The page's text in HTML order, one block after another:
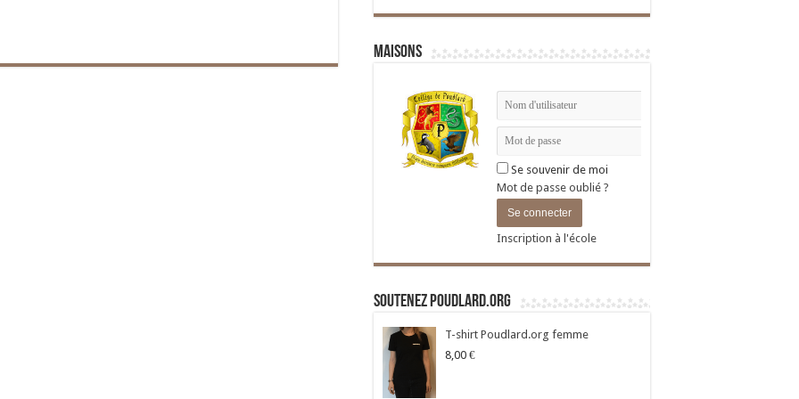
Maisons
Se souvenir de moi
Mot de passe oublié ?
Inscription à l'école
Soutenez Poudlard.org
T-shirt Poudlard.org femme
8,00 €